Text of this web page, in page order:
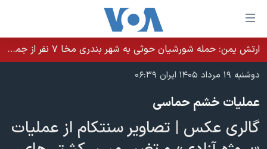
لینکهای
قابل
دسترسی
جهش
محتوای
اصلی
جهش
خانه
نسخه سبک وب‌سایت
موضوع ها
ایران
برنامه های تلویزیونی
ارتش یمن: حمله شورشیان حوثی به شهر بندری مخا ۷ نفر از جمله غیرنظامیان را کشت
دوشنبه ۱۹ مرداد ۱۴۰۵ ایران ۰۶:۳۹
عملیات خشم حماسی
گالری عکس | تصاویر سنتکام از عملیات